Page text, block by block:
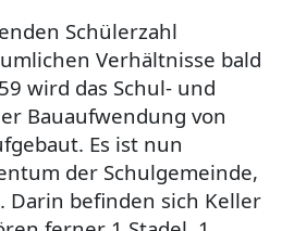
Schülerzahl
Verhältnisse bald
wird das Schul- und
Bauaufwendung von
Es ist nun
der Schulgemeinde,
Darin befinden sich Keller